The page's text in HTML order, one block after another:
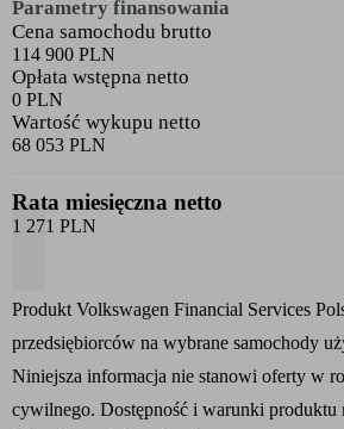
Parametry finansowania
Cena samochodu brutto
114 900 PLN
Opłata wstępna netto
0 PLN
Wartość wykupu netto
68 053 PLN
Rata miesięczna netto
1 271 PLN
Produkt Volkswagen Financial Services
przedsiębiorców na wybrane samochody
Niniejsza informacja nie stanowi oferty w
cywilnego. Dostępność i warunki produktu